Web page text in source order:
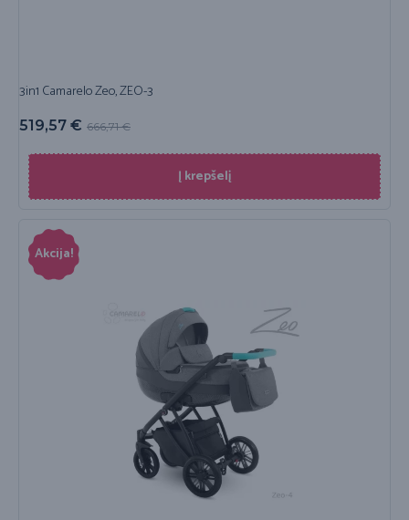
3in1 Camarelo Zeo, ZEO-3
666,71€
519,57 €
Į krepšelį
Akcija!